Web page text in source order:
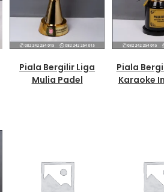
Piala Bergilir Liga
Mulia Padel
Piala
Karaoke